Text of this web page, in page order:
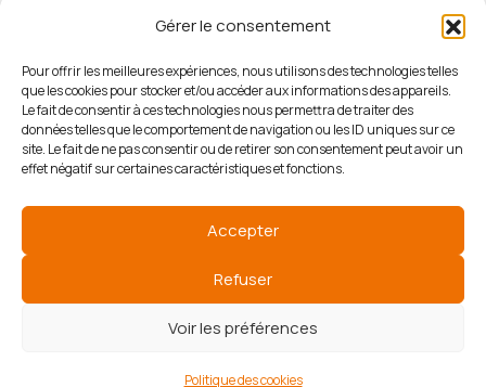
Gérer le consentement
Pour offrir les meilleures expériences, nous utilisons des technologies telles
que les cookies pour stocker et/ou accéder aux informations des appareils.
Le fait de consentir à ces technologies nous permettra de traiter des
données telles que le comportement de navigation ou les ID uniques sur ce
site. Le fait de ne pas consentir ou de retirer son consentement peut avoir un
effet négatif sur certaines caractéristiques et fonctions.
Accepter
Refuser
Voir les préférences
Politique des cookies
© HORIZON IMMOBILIER
Mentions légales
Politique des cookies